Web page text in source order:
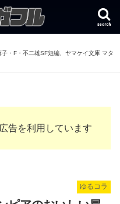
search
・F・不二雄SF短編、ヤマケイ文庫 マタ
告を利用しています
ゆるコラ